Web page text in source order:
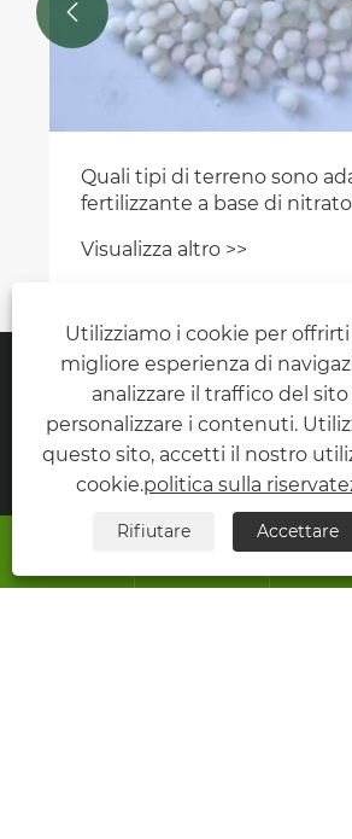
Quali tipi di terreno sono
fertilizzante a base di
Visualizza altro >>

Chi siamo
Prodotti
Contattaci
Utilizziamo i cookie per
migliore esperienza di
analizzare il traffico del sito
personalizzare i contenuti.
questo sito, accetti il ​​nostro
cookie.politica sulla
Rifiutare Accettare